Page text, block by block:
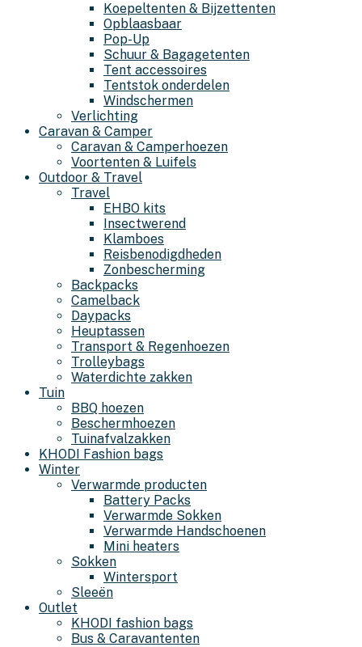
Koepeltenten & Bijzettenten
Opblaasbaar
Pop-Up
Schuur & Bagagetenten
Tent accessoires
Tentstok onderdelen
Windschermen
Verlichting
Caravan & Camper
Caravan & Camperhoezen
Voortenten & Luifels
Outdoor & Travel
Travel
EHBO kits
Insectwerend
Klamboes
Reisbenodigdheden
Zonbescherming
Backpacks
Camelback
Daypacks
Heuptassen
Transport & Regenhoezen
Trolleybags
Waterdichte zakken
Tuin
BBQ hoezen
Beschermhoezen
Tuinafvalzakken
KHODI Fashion bags
Winter
Verwarmde producten
Battery Packs
Verwarmde Sokken
Verwarmde Handschoenen
Mini heaters
Sokken
Wintersport
Sleeën
Outlet
KHODI fashion bags
Bus & Caravantenten